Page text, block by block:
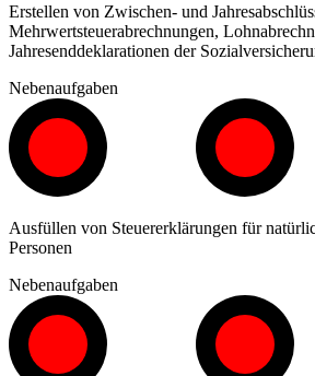
Erstellen von Zwischen- und
Mehrwertsteuerabrechnungen,
Jahresenddeklarationen der
Nebenaufgaben
Ausfüllen von Steuererklärungen für
Personen
Nebenaufgaben